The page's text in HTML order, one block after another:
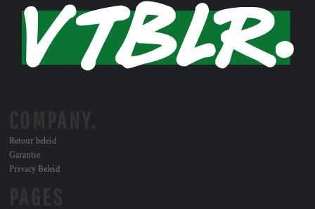
Retour beleid
Garantie
Privacy Beleid